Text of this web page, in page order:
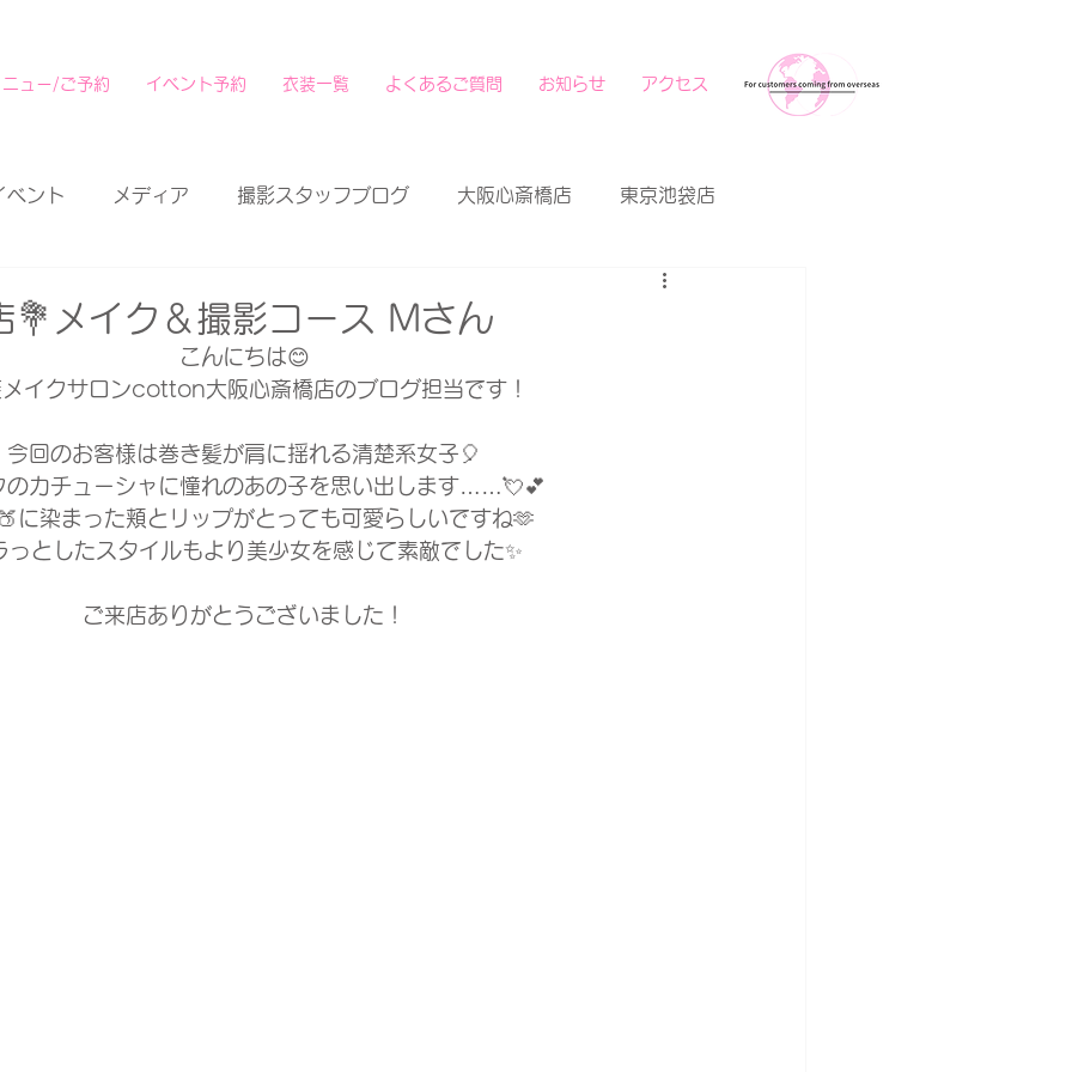
ュー/ご予約 イベント予約 衣装一覧 よくあるご質問 お知らせ アクセス
ベント メディア 撮影スタッフブログ 大阪心斎橋店 東京池袋店
💐メイク＆撮影コース Mさん
こんにちは😊
イクサロンcotton大阪心斎橋店のブログ担当です！
今回のお客様は巻き髪が肩に揺れる清楚系女子🎈
のカチューシャに憧れのあの子を思い出します……💘💕
に染まった頬とリップがとっても可愛らしいですね🫶
っとしたスタイルもより美少女を感じて素敵でした✨
ご来店ありがとうございました！